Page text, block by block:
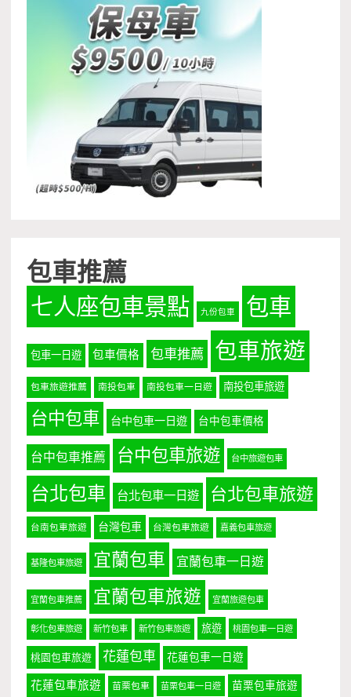
包車推薦
七人座包車景點 九份包車 包車
包車一日遊 包車價格 包車推薦 包車旅遊
包車旅遊推薦 南投包車 南投包車一日遊 南投包車旅遊
台中包車 台中包車一日遊 台中包車價格
台中包車推薦 台中包車旅遊 台中旅遊包車
台北包車 台北包車一日遊 台北包車旅遊
台南包車旅遊 台灣包車 台灣包車旅遊 嘉義包車旅遊
基隆包車旅遊 宜蘭包車 宜蘭包車一日遊
宜蘭包車推薦 宜蘭包車旅遊 宜蘭旅遊包車
彰化包車旅遊 新竹包車 新竹包車旅遊 旅遊 桃園包車一日遊
桃園包車旅遊 花蓮包車 花蓮包車一日遊
花蓮包車旅遊 苗栗包車 苗栗包車一日遊 苗栗包車旅遊